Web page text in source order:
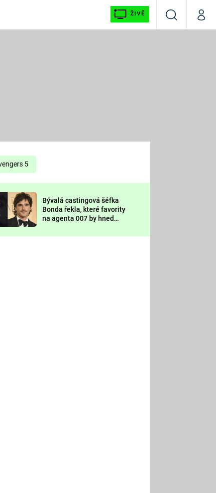
ŽIVĚ
VyhledáváníMůj
Prima LAJK
Sledujte nás
5
Bývalá castingová šéfka
Bonda řekla, které favority
na agenta 007 by hned